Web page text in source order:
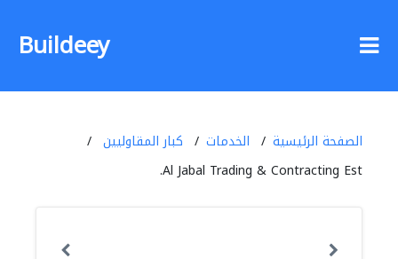
Buildeey
الصفحة الرئيسية الخدمات
كبار المقاوليين
Al Jabal Trading & Contracting Est.